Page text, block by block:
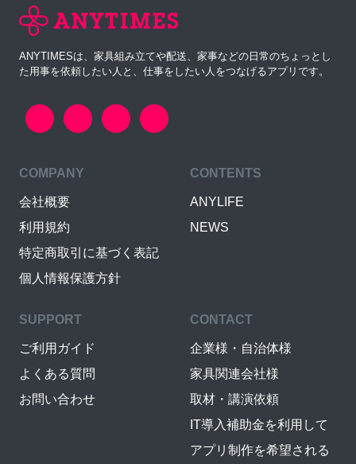
ANYTIMESは、家具組み立てや配送、家事などの日常のちょっとし
た用事を依頼したい人と、仕事をしたい人をつなげるアプリです。
COMPANY
会社概要
利用規約
特定商取引に基づく表記
個人情報保護方針
CONTENTS
ANYLIFE
NEWS
SUPPORT
ご利用ガイド
よくある質問
お問い合わせ
CONTACT
企業様・自治体様
家具関連会社様
取材・講演依頼
IT導入補助金を利用して
アプリ制作を希望される